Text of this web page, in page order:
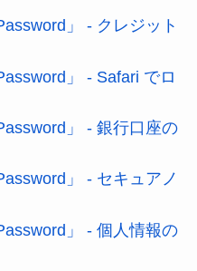
」 - クレジット
」 - Safari でロ
」 - 銀行口座の
」 - セキュアノ
」 - 個人情報の